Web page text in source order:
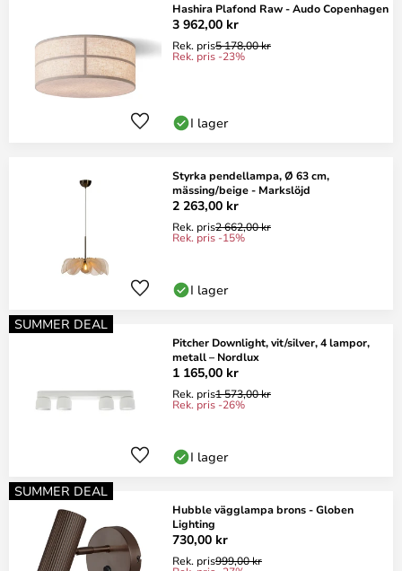
Hashira Plafond Raw - Audo Copenhagen
3 962,00 kr
Rek. pris5 178,00 kr
Rek. pris -23%
I lager
Styrka pendellampa, Ø 63 cm,
mässing/beige - Markslöjd
2 263,00 kr
Rek. pris2 662,00 kr
Rek. pris -15%
I lager
SUMMER DEAL
Pitcher Downlight, vit/silver, 4 lampor,
metall – Nordlux
1 165,00 kr
Rek. pris1 573,00 kr
Rek. pris -26%
I lager
SUMMER DEAL
Hubble vägglampa brons - Globen
Lighting
730,00 kr
Rek. pris999,00 kr